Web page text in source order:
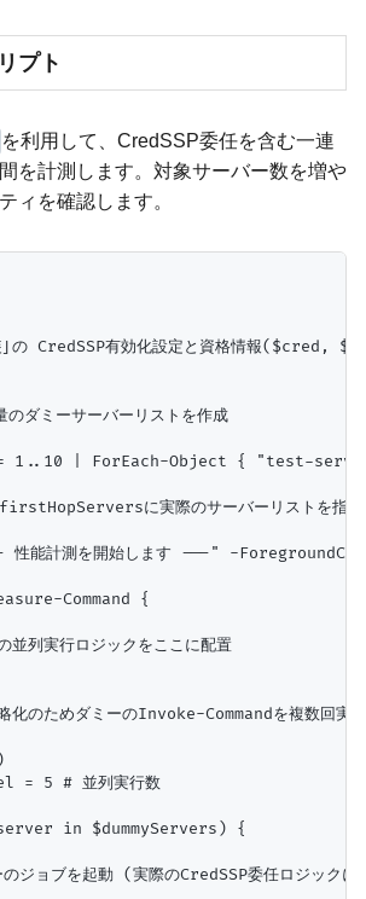
プト
を利用して、CredSSP委任を含む一連
を計測します。対象サーバー数を増や
ィを確認します。
」の CredSSP有効化設定と資格情報
ダミーサーバーリストを作成
= 1..10 | ForEach-Object { "test-
に実際のサーバーリストを指定
能計測を開始します ---" -
Command {
列実行ロジックをここに配置
化のためダミーのInvoke-Commandを複数回実
= 5 # 並列実行数
in $dummyServers) {
ジョブを起動 (実際のCredSSP委任ロジックに